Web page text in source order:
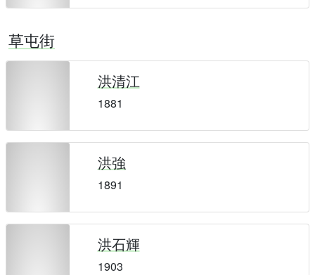
草屯街
洪清江
1881
洪強
1891
洪石輝
1903